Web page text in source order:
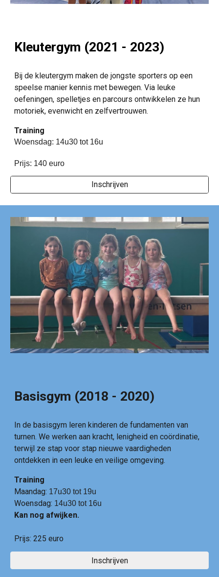
Kleutergym (2021 - 2023)
Bij de kleutergym maken de jongste sporters op een
speelse manier kennis met bewegen. Via leuke
oefeningen, spelletjes en parcours ontwikkelen ze hun
motoriek, evenwicht en zelfvertrouwen.
Training
Woensdag: 14u30 tot 16u
Prijs: 140 euro
Inschrijven
Basisgym (2018 - 2020)
In de basisgym leren kinderen de fundamenten van
turnen. We werken aan kracht, lenigheid en coördinatie,
terwijl ze stap voor stap nieuwe vaardigheden
ontdekken in een leuke en veilige omgeving.
Training
Maandag: 17u30 tot 19u
Woensdag: 14u30tot16u
Kan nog afwijken.
Prijs:225 euro
Inschrijven